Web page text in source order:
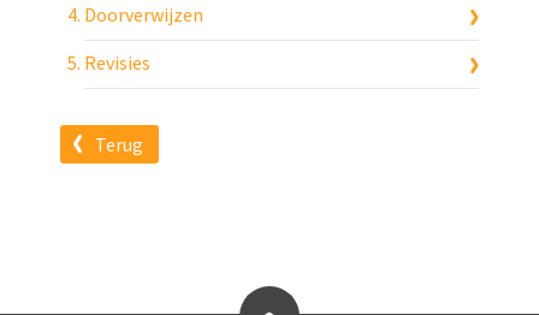
Doorverwijzen
Revisies
Terug